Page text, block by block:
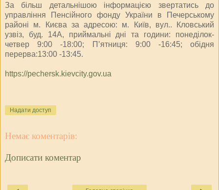
За більш детальнішою інформацією звертатись до
управління Пенсійного фонду України в Печерському
районі м. Києва за адресою: м. Київ, вул.. Кловський
узвіз, буд. 14А, приймальні дні та години: понеділок-
четвер 9:00 -18:00; П’ятниця: 9:00 -16:45; обідня
перерва:13:00 -13:45.
https://pechersk.kievcity.gov.ua
Надати доступ
Немає коментарів:
Дописати коментар